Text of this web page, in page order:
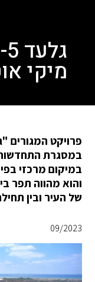
מיקי
פרויקט המגורים
במסגרת התחדשות
במיקום מרכזי
והוא מהווה תפר
של העיר ובין
09/2023